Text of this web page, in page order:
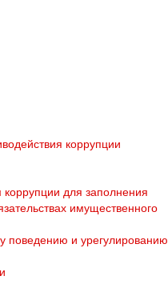
коррупции
для заполнения
имущественного
поведению и урегулированию